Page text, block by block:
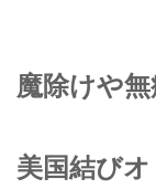
魔除けや
美国結び